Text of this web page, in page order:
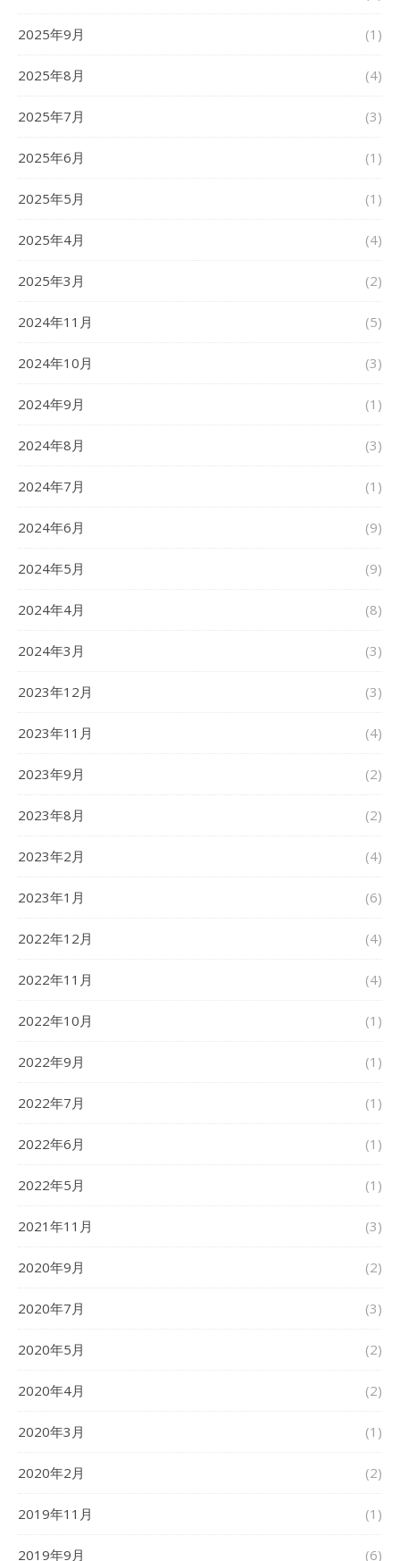
2025年9月 (1)
2025年8月 (4)
2025年7月 (3)
2025年6月 (1)
2025年5月 (1)
2025年4月 (4)
2025年3月 (2)
2024年11月 (5)
2024年10月 (3)
2024年9月 (1)
2024年8月 (3)
2024年7月 (1)
2024年6月 (9)
2024年5月 (9)
2024年4月 (8)
2024年3月 (3)
2023年12月 (3)
2023年11月 (4)
2023年9月 (2)
2023年8月 (2)
2023年2月 (4)
2023年1月 (6)
2022年12月 (4)
2022年11月 (4)
2022年10月 (1)
2022年9月 (1)
2022年7月 (1)
2022年6月 (1)
2022年5月 (1)
2021年11月 (3)
2020年9月 (2)
2020年7月 (3)
2020年5月 (2)
2020年4月 (2)
2020年3月 (1)
2020年2月 (2)
2019年11月 (1)
2019年9月 (6)